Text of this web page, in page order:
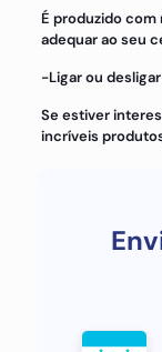
É produzido com
adequar ao seu
-Ligar ou
Se estiver
incríveis